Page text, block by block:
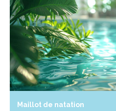
Maillot de natation